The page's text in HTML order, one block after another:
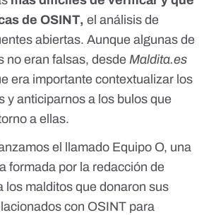
de OSINT, el análisis de
abiertas. Aunque algunas de
no eran falsas, desde Maldita.es
era importante contextualizar los
y anticiparnos a los bulos que
a ellas.
el llamado Equipo O, una
formada por la redacción de
los malditos que donaron sus
con OSINT para